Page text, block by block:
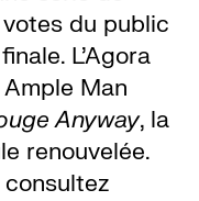
du public
L’Agora
Man
Anyway, la
renouvelée.
consultez